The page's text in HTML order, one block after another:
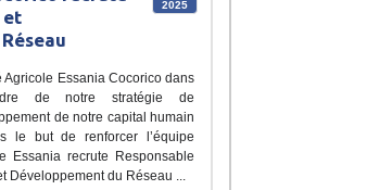
2025
et
Agricole Essania Cocorico dans
de notre stratégie de
de notre capital humain
le but de renforcer l’équipe
Essania recrute Responsable
Développement du Réseau ...